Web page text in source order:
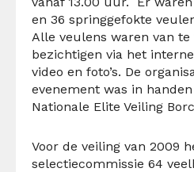
en 36 springgefokte
Alle veulens waren van te
bezichtigen via het
video en foto’s. De
evenement was in
Nationale Elite Veiling
Voor de veiling van 2009
selectiecommissie 64